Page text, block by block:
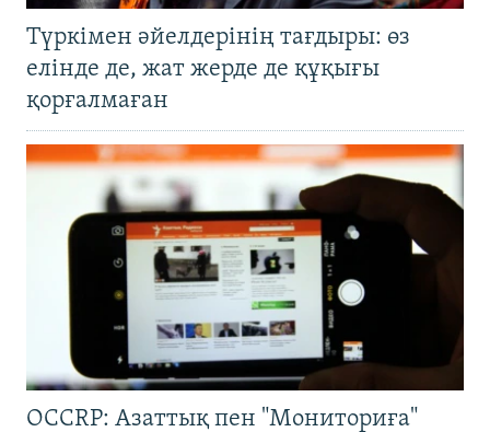
Түркімен әйелдерінің тағдыры: өз
елінде де, жат жерде де құқығы
қорғалмаған
OCCRP: Азаттық пен "Мониториға"